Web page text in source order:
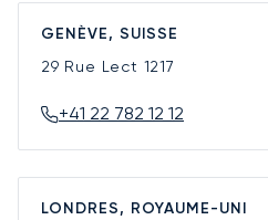
GENÈVE, SUISSE
29 Rue Lect 1217
+41 22 782 12 12
LONDRES, ROYAUME-UNI